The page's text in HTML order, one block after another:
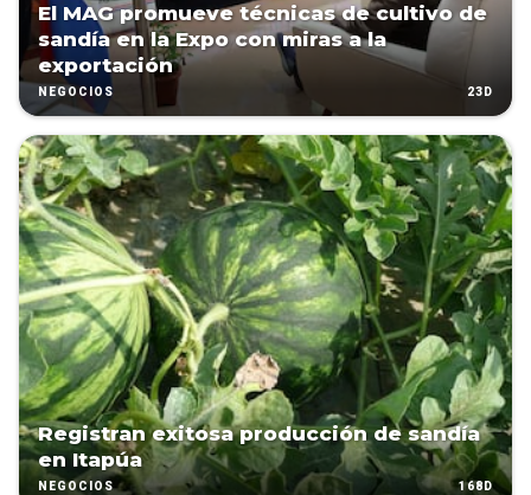
El MAG promueve técnicas de cultivo de
sandía en la Expo con miras a la
exportación
NEGOCIOS 23D
Registran exitosa producción de sandía
en Itapúa
NEGOCIOS 168D